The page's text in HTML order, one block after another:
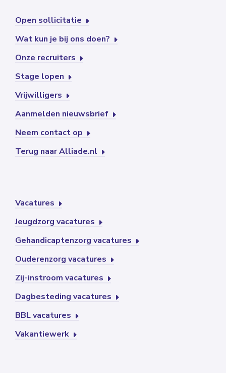
Open sollicitatie
Wat kun je bij ons doen?
Onze recruiters
Stage lopen
Vrijwilligers
Aanmelden nieuwsbrief
Neem contact op
Terug naar Alliade.nl
Vacatures
Jeugdzorg vacatures
Gehandicaptenzorg vacatures
Ouderenzorg vacatures
Zij-instroom vacatures
Dagbesteding vacatures
BBL vacatures
Vakantiewerk